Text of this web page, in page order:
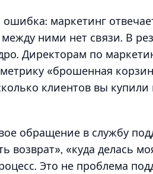
ошибка: маркетинг
ними нет связи. В
Директорам по
«брошенная
клиентов вы
обращение в службу
возврат», «куда делась
Это не проблема